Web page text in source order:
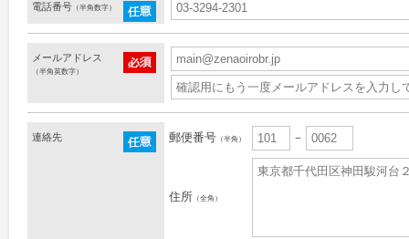
電話番号 （半角数字）
メールアドレス
（半角英数字）
連絡先 郵便番号 （半角） －
住所 （全角）